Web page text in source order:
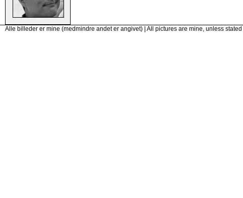
Alle billeder er mine (medmindre andet er angivet) | All pictures are mine, unless stated